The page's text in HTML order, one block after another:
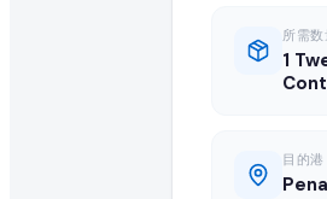
全球 B2B 采购: 活跃进
高品质 flour 在全球市场的需求持
关于 Flour 采购需求的常
所需数
1
目的港